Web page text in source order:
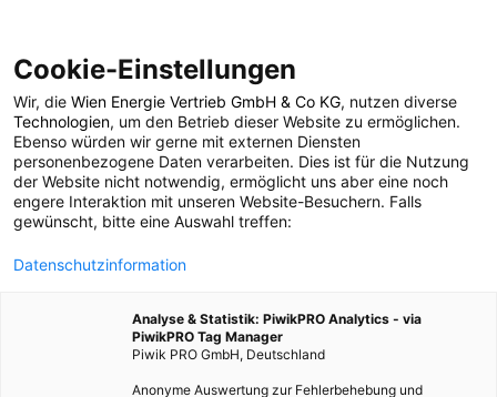
POSTS BY TAG
DARWIND
1 BEITRAG
Cookie-Einstellungen
Wir, die Wien Energie Vertrieb GmbH & Co KG, nutzen diverse
Technologien, um den Betrieb dieser Website zu ermöglichen.
Ebenso würden wir gerne mit externen Diensten
personenbezogene Daten verarbeiten. Dies ist für die Nutzung
der Website nicht notwendig, ermöglicht uns aber eine noch
engere Interaktion mit unseren Website-Besuchern. Falls
gewünscht, bitte eine Auswahl treffen:
Datenschutzinformation
Analyse & Statistik: PiwikPRO Analytics - via
PiwikPRO Tag Manager
Piwik PRO GmbH, Deutschland
Anonyme Auswertung zur Fehlerbehebung und